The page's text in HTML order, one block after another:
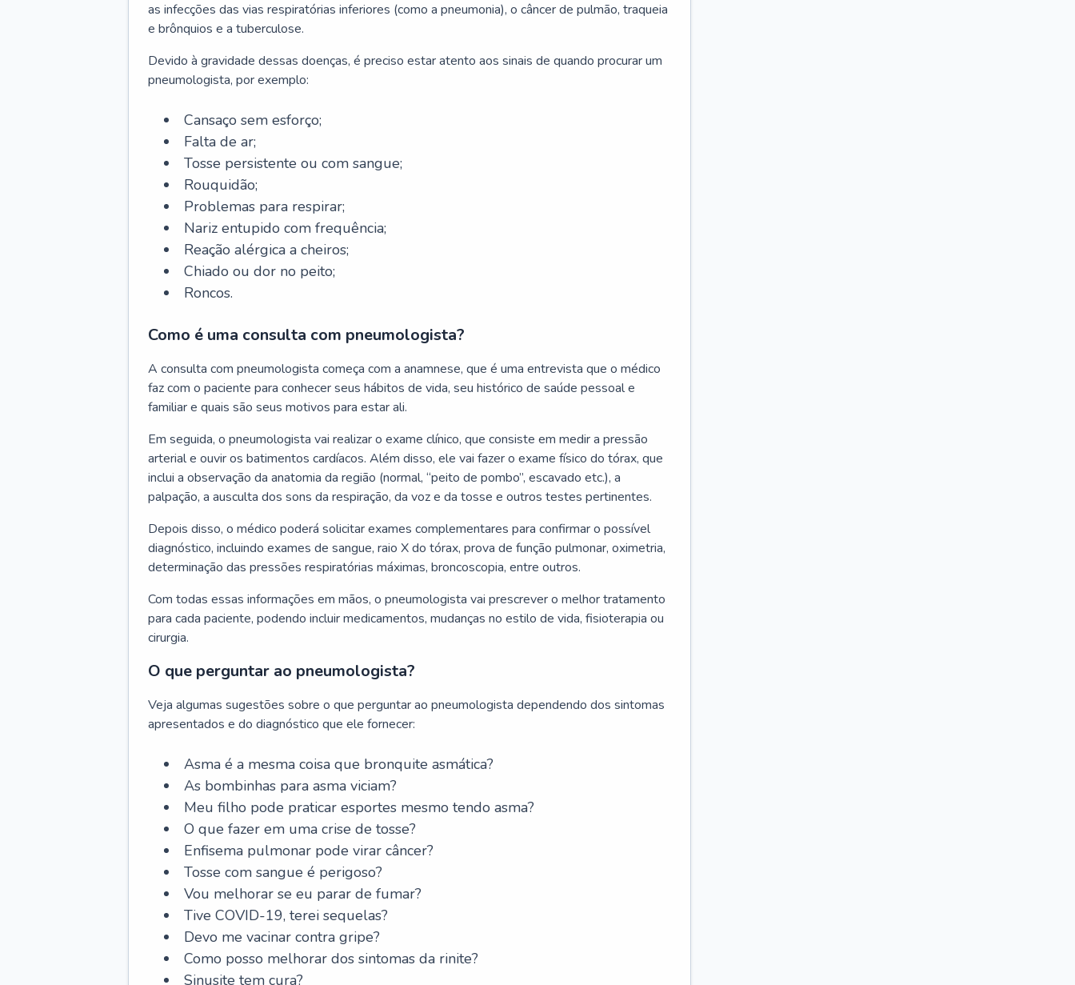
as infecções das vias respiratórias inferiores (como a pneumonia), o câncer de pulmão, traqueia
e brônquios e a tuberculose.
Devido à gravidade dessas doenças, é preciso estar atento aos sinais de quando procurar um
pneumologista, por exemplo:
Cansaço sem esforço;
Falta de ar;
Tosse persistente ou com sangue;
Rouquidão;
Problemas para respirar;
Nariz entupido com frequência;
Reação alérgica a cheiros;
Chiado ou dor no peito;
Roncos.
Como é uma consulta com pneumologista?
A consulta com pneumologista começa com a anamnese, que é uma entrevista que o médico
faz com o paciente para conhecer seus hábitos de vida, seu histórico de saúde pessoal e
familiar e quais são seus motivos para estar ali.
Em seguida, o pneumologista vai realizar o exame clínico, que consiste em medir a pressão
arterial e ouvir os batimentos cardíacos. Além disso, ele vai fazer o exame físico do tórax, que
inclui a observação da anatomia da região (normal, “peito de pombo”, escavado etc.), a
palpação, a ausculta dos sons da respiração, da voz e da tosse e outros testes pertinentes.
Depois disso, o médico poderá solicitar exames complementares para confirmar o possível
diagnóstico, incluindo exames de sangue, raio X do tórax, prova de função pulmonar, oximetria,
determinação das pressões respiratórias máximas, broncoscopia, entre outros.
Com todas essas informações em mãos, o pneumologista vai prescrever o melhor tratamento
para cada paciente, podendo incluir medicamentos, mudanças no estilo de vida, fisioterapia ou
cirurgia.
O que perguntar ao pneumologista?
Veja algumas sugestões sobre o que perguntar ao pneumologista dependendo dos sintomas
apresentados e do diagnóstico que ele fornecer:
Asma é a mesma coisa que bronquite asmática?
As bombinhas para asma viciam?
Meu filho pode praticar esportes mesmo tendo asma?
O que fazer em uma crise de tosse?
Enfisema pulmonar pode virar câncer?
Tosse com sangue é perigoso?
Vou melhorar se eu parar de fumar?
Tive COVID-19, terei sequelas?
Devo me vacinar contra gripe?
Como posso melhorar dos sintomas da rinite?
Sinusite tem cura?